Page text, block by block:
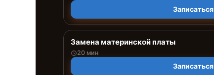
Записаться
Замена материнской платы
20 мин
Записаться